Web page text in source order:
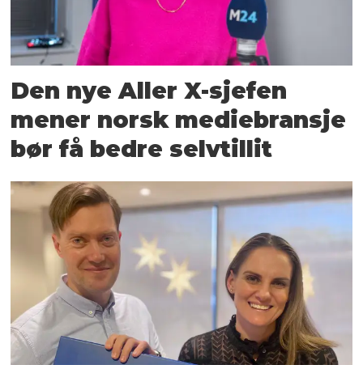
Den nye Aller X-sjefen
mener norsk mediebransje
bør få bedre selvtillit